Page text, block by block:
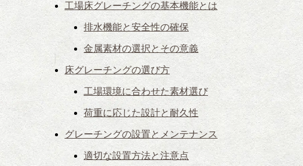
工場床グレーチングの基本機能とは
排水機能と安全性の確保
金属素材の選択とその意義
床グレーチングの選び方
工場環境に合わせた素材選び
荷重に応じた設計と耐久性
グレーチングの設置とメンテナンス
適切な設置方法と注意点